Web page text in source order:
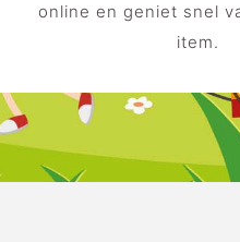
online en geniet snel
item.